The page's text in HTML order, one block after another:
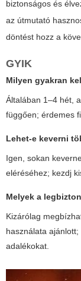
biztonságos és
az útmutató
döntést hozz a
GYIK
Milyen gyakran
Általában 1–4 hét,
függően; érdemes
Lehet-e keverni
Igen, sokan
eléréséhez; kezdj
Melyek a
Kizárólag
használata
adalékokat.